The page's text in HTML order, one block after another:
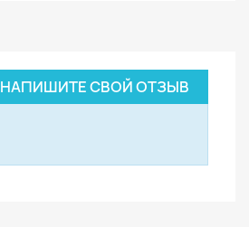
НАПИШИТЕ СВОЙ ОТЗЫВ